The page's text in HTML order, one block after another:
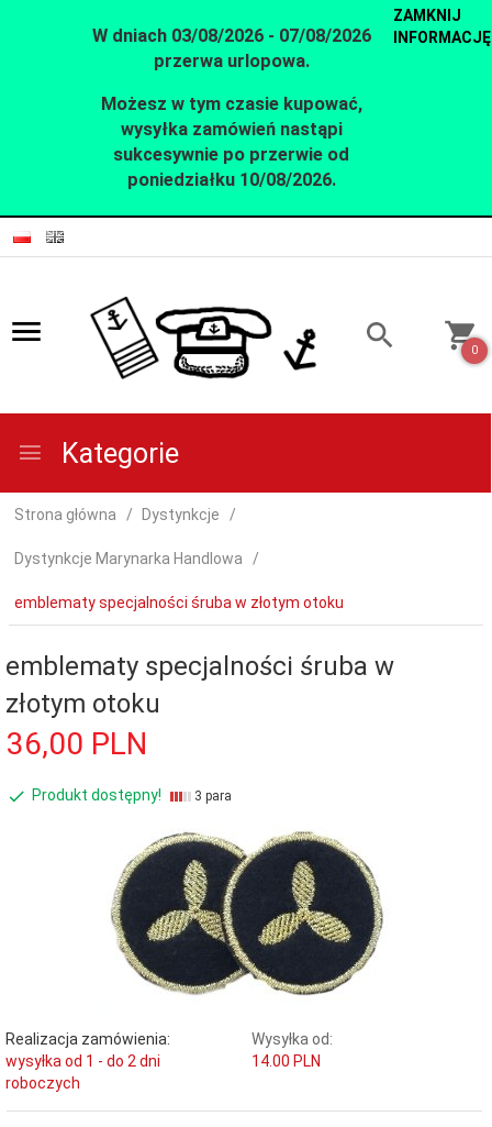
W dniach 03/08/2026 - 07/08/2026
przerwa urlopowa.
Możesz w tym czasie kupować,
wysyłka zamówień nastąpi
sukcesywnie po przerwie od
poniedziałku 10/08/2026.
ZAMKNIJ
INFORMACJĘ
0
Kategorie
Strona główna Dystynkcje
Dystynkcje Marynarka Handlowa
emblematy specjalności śruba w złotym otoku
emblematy specjalności śruba w
złotym otoku
36,00 PLN
Produkt dostępny! 3 para
Realizacja zamówienia:
wysyłka od 1 - do 2 dni
roboczych
Wysyłka od:
14.00 PLN